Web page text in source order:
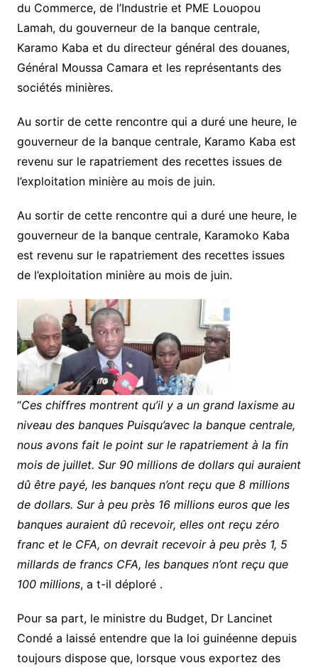
du Commerce, de l’Industrie et PME Louopou
Lamah, du gouverneur de la banque centrale,
Karamo Kaba et du directeur général des douanes,
Général Moussa Camara et les représentants des
sociétés minières.
Au sortir de cette rencontre qui a duré une heure, le
gouverneur de la banque centrale, Karamo Kaba est
revenu sur le rapatriement des recettes issues de
l’exploitation minière au mois de juin.
Au sortir de cette rencontre qui a duré une heure, le
gouverneur de la banque centrale, Karamoko Kaba
est revenu sur le rapatriement des recettes issues
de l’exploitation minière au mois de juin.
“Ces chiffres montrent qu’il y a un grand laxisme au
niveau des banques Puisqu’avec la banque centrale,
nous avons fait le point sur le rapatriement à la fin
mois de juillet. Sur 90 millions de dollars qui auraient
dû être payé, les banques n’ont reçu que 8 millions
de dollars. Sur à peu près 16 millions euros que les
banques auraient dû recevoir, elles ont reçu zéro
franc et le CFA, on devrait recevoir à peu près 1, 5
millards de francs CFA, les banques n’ont reçu que
100 millions, a t-il déploré .
Pour sa part, le ministre du Budget, Dr Lancinet
Condé a laissé entendre que la loi guinéenne depuis
toujours dispose que, lorsque vous exportez des